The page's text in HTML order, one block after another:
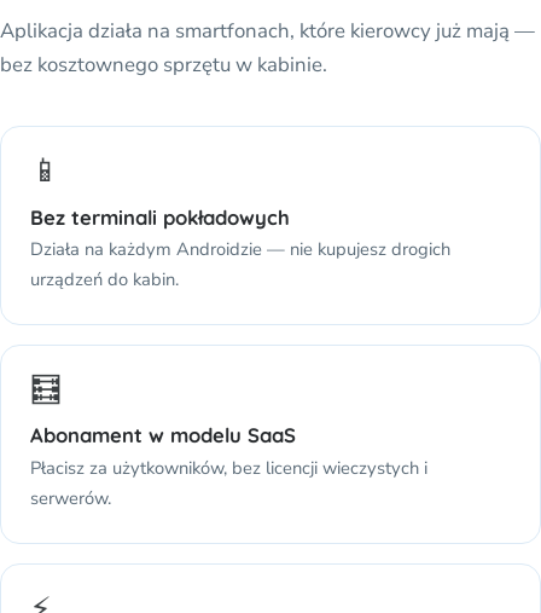
Aplikacja działa na smartfonach, które kierowcy już mają —
bez kosztownego sprzętu w kabinie.
📱
Bez terminali pokładowych
Działa na każdym Androidzie — nie kupujesz drogich
urządzeń do kabin.
🧮
Abonament w modelu SaaS
Płacisz za użytkowników, bez licencji wieczystych i
serwerów.